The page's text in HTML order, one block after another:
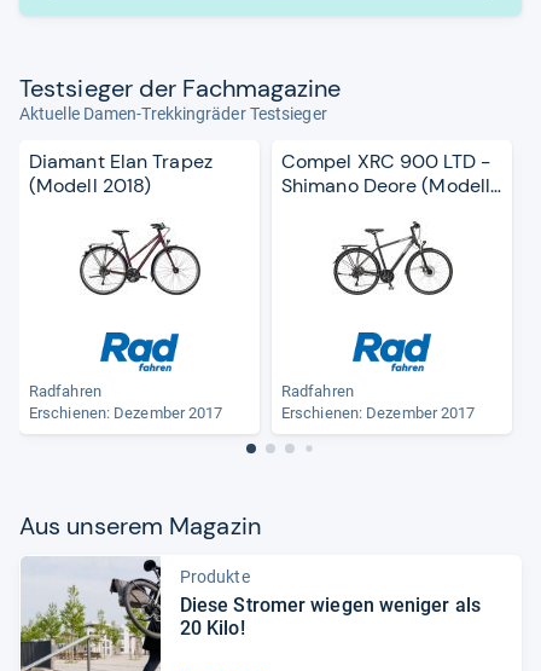
Test­sie­ger der Fach­ma­ga­zine
Aktuelle Damen-Trekkingräder Testsieger
Diamant Elan Trapez
(Modell 2018)
Radfahren
Erschienen: Dezember 2017
Compel XRC 900 LTD -
Shimano Deore (Modell
Radfahren
Erschienen: Dezember 2017
Aus unse­rem Maga­zin
Produkte
Diese Stro­mer wie­gen weni­ger als
20 Kilo!